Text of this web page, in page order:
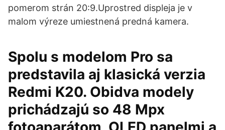
pomerom strán 20:9.Uprostred displeja je v
malom výreze umiestnená predná kamera.
Spolu s modelom Pro sa
predstavila aj klasická verzia
Redmi K20. Obidva modely
prichádzajú so 48 Mpx